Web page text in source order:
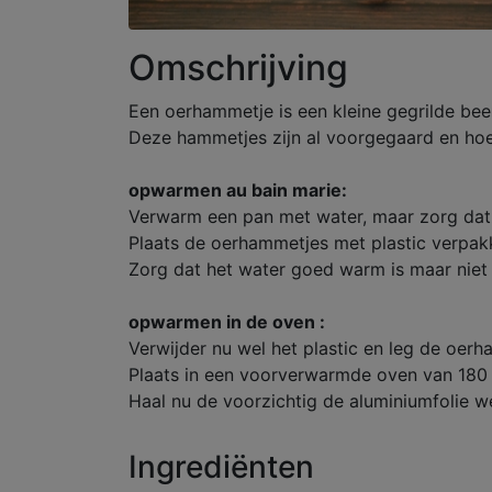
Omschrijving
Een oerhammetje is een kleine gegrilde
Deze hammetjes zijn al voorgegaard en
opwarmen au bain marie:
Verwarm een pan met water, maar zorg
Plaats de oerhammetjes met plastic
Zorg dat het water goed warm is maar
opwarmen in de oven :
Verwijder nu wel het plastic en leg de
Plaats in een voorverwarmde oven van
Haal nu de voorzichtig de aluminiumfolie
Ingrediënten